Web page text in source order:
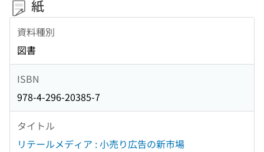
紙
資料種別
図書
ISBN
978-4-296-20385-7
タイトル
リテールメディア : 小売り広告の新市場